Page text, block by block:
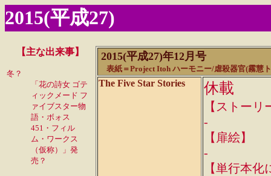
2015(平成27)
【主な出来事】
冬？
「花の詩女 ゴテ
ィックメード フ
ァイブスター物
語・ボォス
451・フィル
ム・ワークス
（仮称）」発
売？
2015(平成27)年12月号
表紙＝Project Itoh ハーモニー/虐殺器官(霧
The Five Star Stories 休載
【ストーリ
-
【扉絵】
-
【単行本